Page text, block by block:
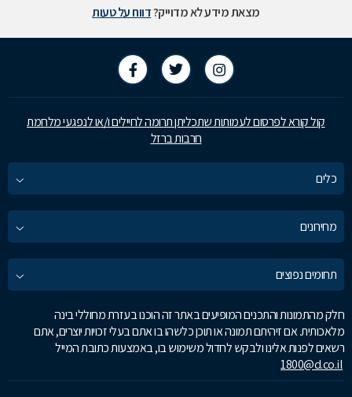
מצאת מידע לא מדוייק?דווח על טעות
קול קורא לפרסום לעמותות שתכליתן תרומה לחיילים ו/או לנפגעי מלחמת
חרבות ברזל
כלים
מחירונים
תחומים נפוצים
חלק מהתמונות והתכנים המופיעים באתר זה הוכנו בעזרת מחוללי בינה
מלאכותית. אם זיהיתם תמונה או תוכן כלשהו בו אתם בעלי זכויות יוצרים, אתם
רשאים לפנות אלינו ולבקש לחדול משימוש בו, באמצעות כתובת המייל
1800@d.co.il